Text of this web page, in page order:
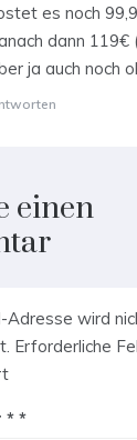
es noch
dann 119€
ja auch noch
einen
Adresse wird
Erforderliche
*